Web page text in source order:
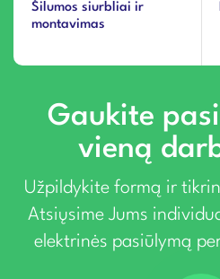
Šilumos siurbliai ir
montavimas
Gaukite
vieną
Užpildykite formą ir
Atsiųsime Jums
elektrinės pasiūlymą